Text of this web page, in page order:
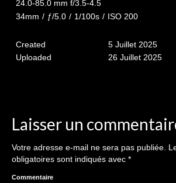
Galeries Privées
séance du 25.04.26
Cartes de remerciement
24.0-85.0 mm f/3.5-4.5
34mm / ƒ/5.0 / 1/100s / ISO 200
Created
5 Juillet 2025
Uploaded
26 Juillet 2025
Laisser un
Votre adresse e-mail ne sera pas publiée.
obligatoires sont indiqués avec *
Commentaire